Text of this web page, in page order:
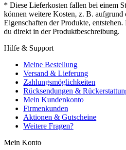
* Diese Lieferkosten fallen bei einem
können weitere Kosten, z. B. aufgrund
Eigenschaften der Produkte,
du direkt in der Produktbeschreibung.
Hilfe & Support
Meine Bestellung
Versand & Lieferung
Zahlungsmöglichkeiten
Rücksendungen &
Mein Kundenkonto
Firmenkunden
Aktionen & Gutscheine
Weitere Fragen?
Mein Konto